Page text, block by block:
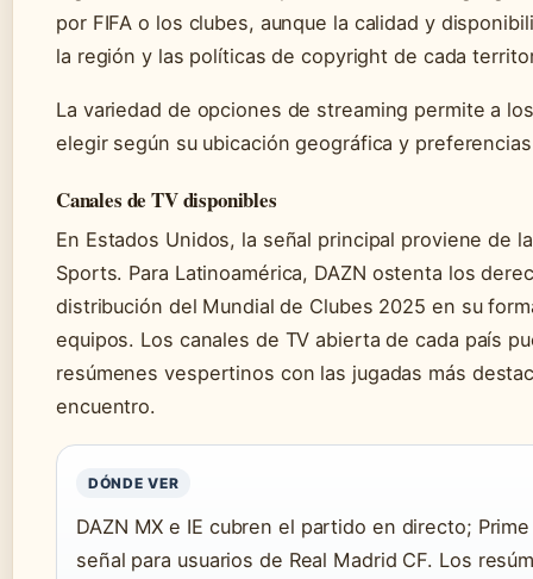
por FIFA o los clubes, aunque la calidad y
la región y las políticas de copyright de cada
La variedad de opciones de streaming permite a
elegir según su ubicación geográfica y
Canales de TV disponibles
En Estados Unidos, la señal principal proviene de
Sports. Para Latinoamérica, DAZN ostenta los
distribución del Mundial de Clubes 2025 en su
equipos. Los canales de TV abierta de cada país
resúmenes vespertinos con las jugadas más
encuentro.
DÓNDE VER
DAZN MX e IE cubren el partido en directo;
señal para usuarios de Real Madrid CF. Los